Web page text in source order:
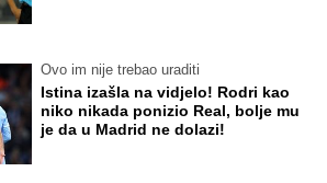
Ovo im nije trebao uraditi
Istina izašla na vidjelo! Rodri kao
niko nikada ponizio Real, bolje mu
je da u Madrid ne dolazi!